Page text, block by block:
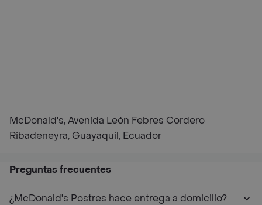
McDonald's, Avenida León Febres Cordero
Ribadeneyra, Guayaquil, Ecuador
Preguntas frecuentes
¿McDonald's Postres hace entrega a domicilio?